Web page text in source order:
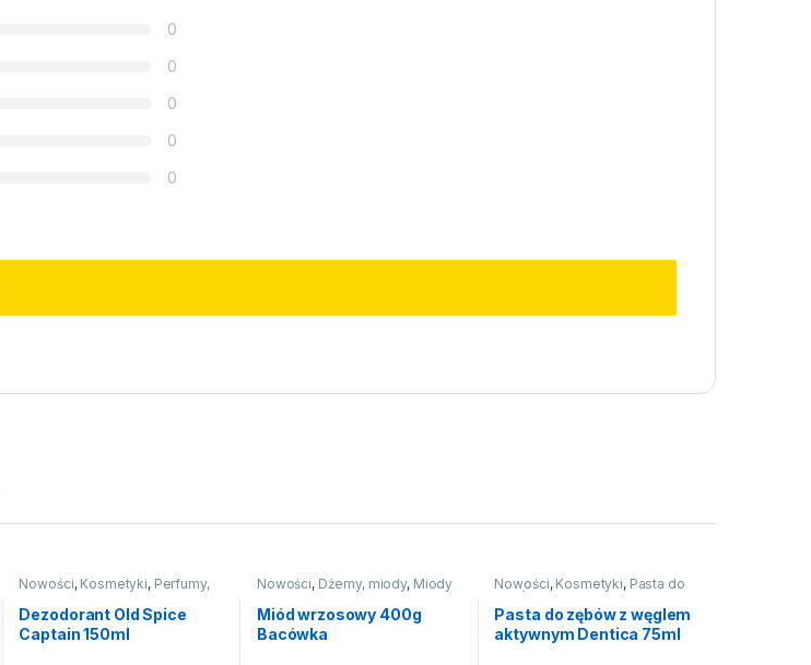
0
0
0
0
0
Nowości, Kosmetyki, Perfumy,
Dezodorant Old Spice
Captain 150ml
Nowości, Dżemy, miody, Miody
Miód wrzosowy 400g
Bacówka
Nowości, Kosmetyki, Pasta do
zębów
Pasta do zębów z węglem
aktywnym Dentica 75ml